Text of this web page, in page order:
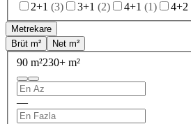
2+1 (3) 3+1 (2) 4+1 (1) 4+2
Metrekare
Brüt m²
Net m²
90 m²230+ m²
—